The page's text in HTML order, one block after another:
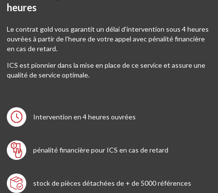
heures
Le contrat gold vous garantit un délai d’intervention sous 4 heures
ouvrées à partir de l’heure de votre appel avec pénalité financière
en cas de retard.
ICS est pionnier dans la mise en place de ce service et assure une
qualité de service optimale.
Intervention en 4 heures ouvrées
pénalité financière pour ICS en cas de retard
stock de pièces détachées de + de 5000 références